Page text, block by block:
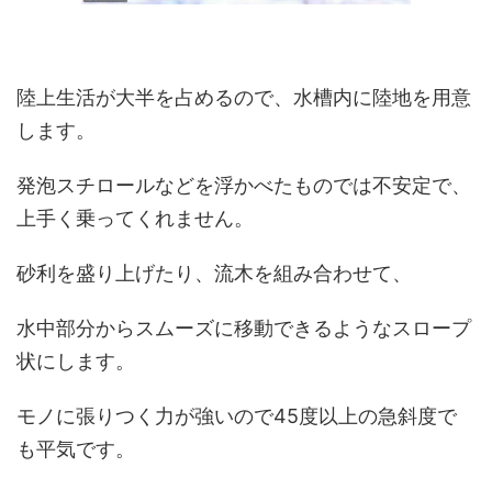
陸上生活が大半を占めるので、水槽内に陸地を用意
します。
発泡スチロールなどを浮かべたものでは不安定で、
上手く乗ってくれません。
砂利を盛り上げたり、流木を組み合わせて、
水中部分からスムーズに移動できるようなスロープ
状にします。
モノに張りつく力が強いので45度以上の急斜度で
も平気です。